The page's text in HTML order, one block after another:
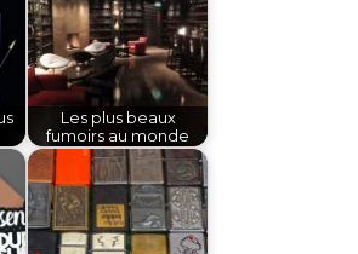
Les plus beaux
fumoirs au monde